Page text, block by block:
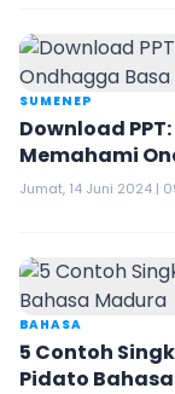
SUMENEP
Download
Memahami
Jumat, 14 Juni 2024 |
BAHASA
5 Contoh
Pidato